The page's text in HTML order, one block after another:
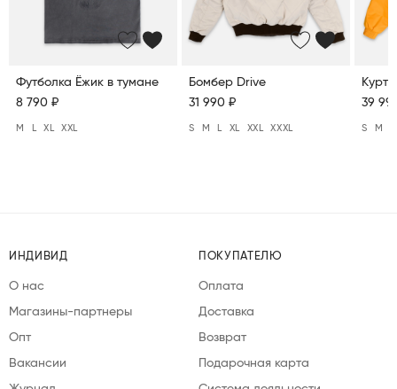
Футболка Ёжик в тумане
8 790 ₽
M XL XXL
Бомбер Drive
31 990 ₽
S M XL XXL XXXL
39
S M
ИНДИВИД
О нас
Магазины-партнеры
Опт
Вакансии
ПОКУПАТЕЛЮ
Оплата
Доставка
Возврат
Подарочная карта